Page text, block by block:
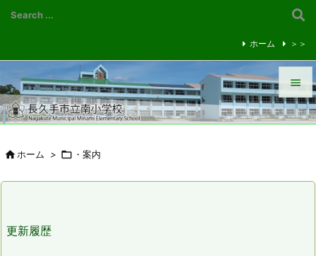


メニュ

ホーム ＞＞
ホーム >  ・案内
更新履歴